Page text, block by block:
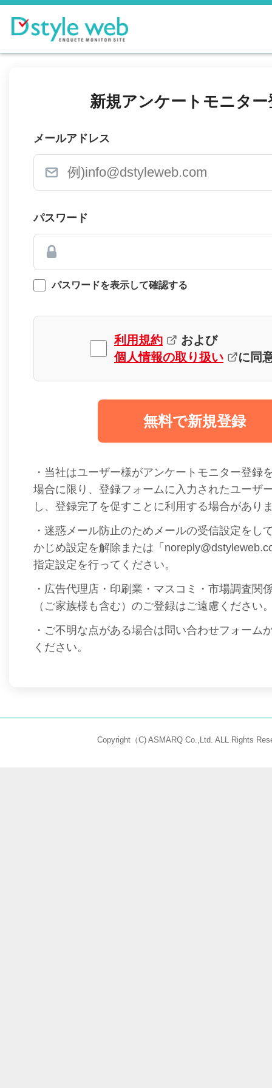
新規アンケートモニター
メールアドレス
パスワード
パスワードを表示して確認する
利用規約
および
個人情報の取り扱い
に同
無料で新規登録
・当社はユーザー様がアンケートモニター登録
場合に限り、登録フォームに入力されたユーザ
し、登録完了を促すことに利用する場合があり
・迷惑メール防止のためメールの受信設定をし
かじめ設定を解除または「
指定設定を行ってください。
・広告代理店・印刷業・マスコミ・市場調査関
（ご家族様も含む）のご登録はご遠慮ください
・ご不明な点がある場合は問い合わせフォーム
ください。
Copyright（C) ASMARQ Co.,Ltd. ALL Rights